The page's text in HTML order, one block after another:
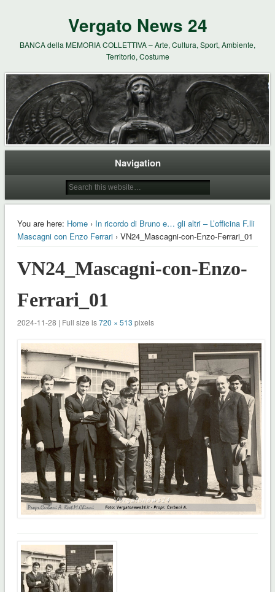
Vergato News 24
BANCA della MEMORIA COLLETTIVA – Arte, Cultura, Sport, Ambiente,
Territorio, Costume
Navigation
You are here: Home› In ricordo di Bruno e… gli altri – L’officina F.lli
Mascagni con Enzo Ferrari› VN24_Mascagni-con-Enzo-Ferrari_01
VN24_Mascagni-con-Enzo-
Ferrari_01
2024-11-28 | Full size is720 × 513 pixels